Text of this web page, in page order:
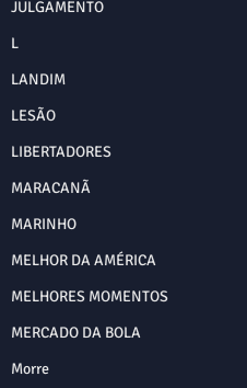
JULGAMENTO
L
LANDIM
LESÃO
LIBERTADORES
MARACANÃ
MARINHO
MELHOR DA AMÉRICA
MELHORES MOMENTOS
MERCADO DA BOLA
Morre